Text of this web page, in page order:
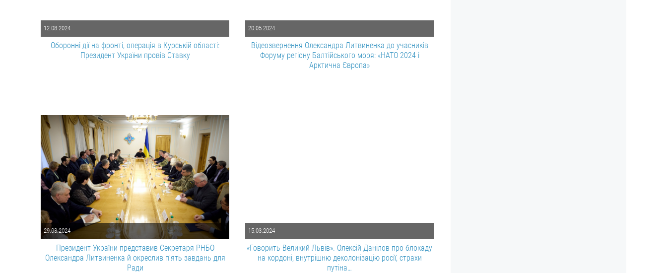
12.08.2024
Оборонні дії на фронті, операція в Курській області:
Президент України провів Ставку
20.05.2024
Відеозвернення Олександра Литвиненка до учасників
Форуму регіону Балтійського моря: «НАТО 2024 і
Арктична Європа»
29.03.2024
Президент України представив Секретаря РНБО
Олександра Литвиненка й окреслив п’ять завдань для
Ради
15.03.2024
«Говорить Великий Львів». Олексій Данілов про блокаду
на кордоні, внутрішню деколонізацію росії, страхи
путіна…